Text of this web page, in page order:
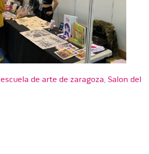
escuela de arte de zaragoza, Salon del